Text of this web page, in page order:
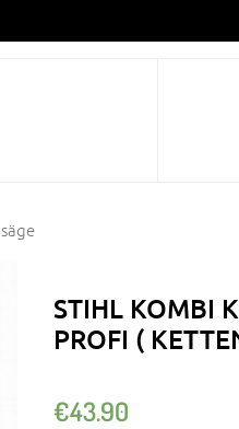
STIHL KOMBI
PROFI (
€43.90